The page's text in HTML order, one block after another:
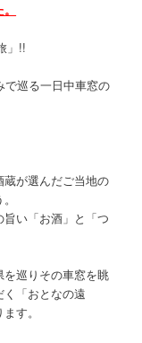
」!!
で巡る一日中車窓の
が選んだご当地の
い「お酒」と「つ
巡りその車窓を眺
「おとなの遠
す。